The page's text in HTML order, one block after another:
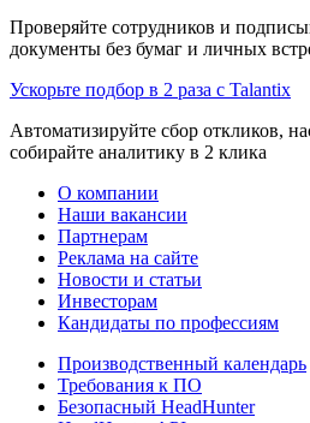
Проверяйте сотрудников и
документы без бумаг и личных
Ускорьте подбор в 2 раза с Talantix
Автоматизируйте сбор откликов,
собирайте аналитику в 2 клика
О компании
Наши вакансии
Партнерам
Реклама на сайте
Новости и статьи
Инвесторам
Кандидаты по профессиям
Производственный календарь
Требования к ПО
Безопасный HeadHunter